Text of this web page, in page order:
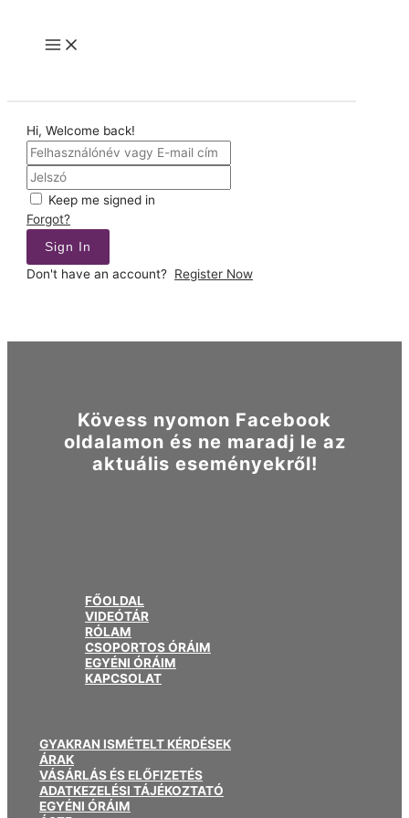
content
Main
Hi, Welcome back!
Keep me signed in
Forgot?
Sign In
Don't have an account? Register Now
Kövess nyomon Facebook
oldalamon és ne maradj le az
aktuális eseményekről!
FŐOLDAL
VIDEÓTÁR
RÓLAM
CSOPORTOS ÓRÁIM
EGYÉNI ÓRÁIM
KAPCSOLAT
GYAKRAN ISMÉTELT KÉRDÉSEK
ÁRAK
VÁSÁRLÁS ÉS ELŐFIZETÉS
ADATKEZELÉSI TÁJÉKOZTATÓ
EGYÉNI ÓRÁIM